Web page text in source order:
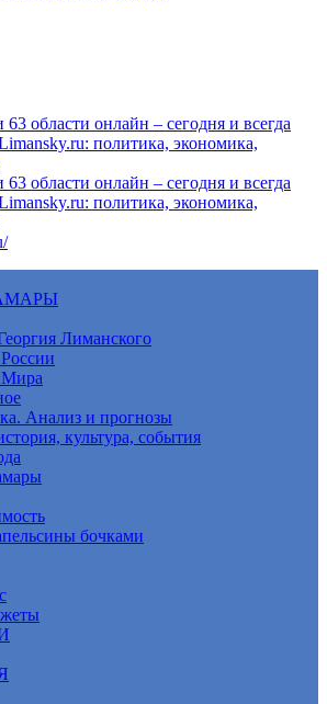
Лиманского
Анализ и прогнозы
культура, события
бочками